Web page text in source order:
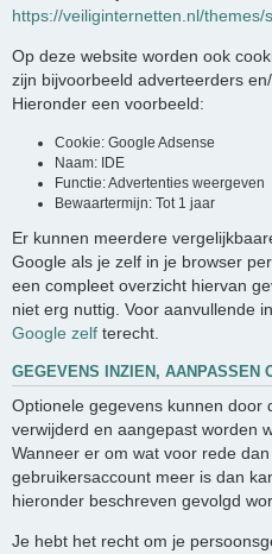
https://veiliginternetten.nl/themes/
Op deze website worden ook
zijn bijvoorbeeld adverteerders
Hieronder een voorbeeld:
Cookie: Google Adsense
Naam: IDE
Functie: Advertenties weergeven
Bewaartermijn: Tot 1 jaar
Er kunnen meerdere
Google als je zelf in je browser
een compleet overzicht hiervan
niet erg nuttig. Voor aanvullende
Google zelf terecht.
GEGEVENS INZIEN, AANPASSEN
Optionele gegevens kunnen door
verwijderd en aangepast worden
Wanneer er om wat voor rede
gebruikersaccount meer is dan
hieronder beschreven gevolgd
Je hebt het recht om je